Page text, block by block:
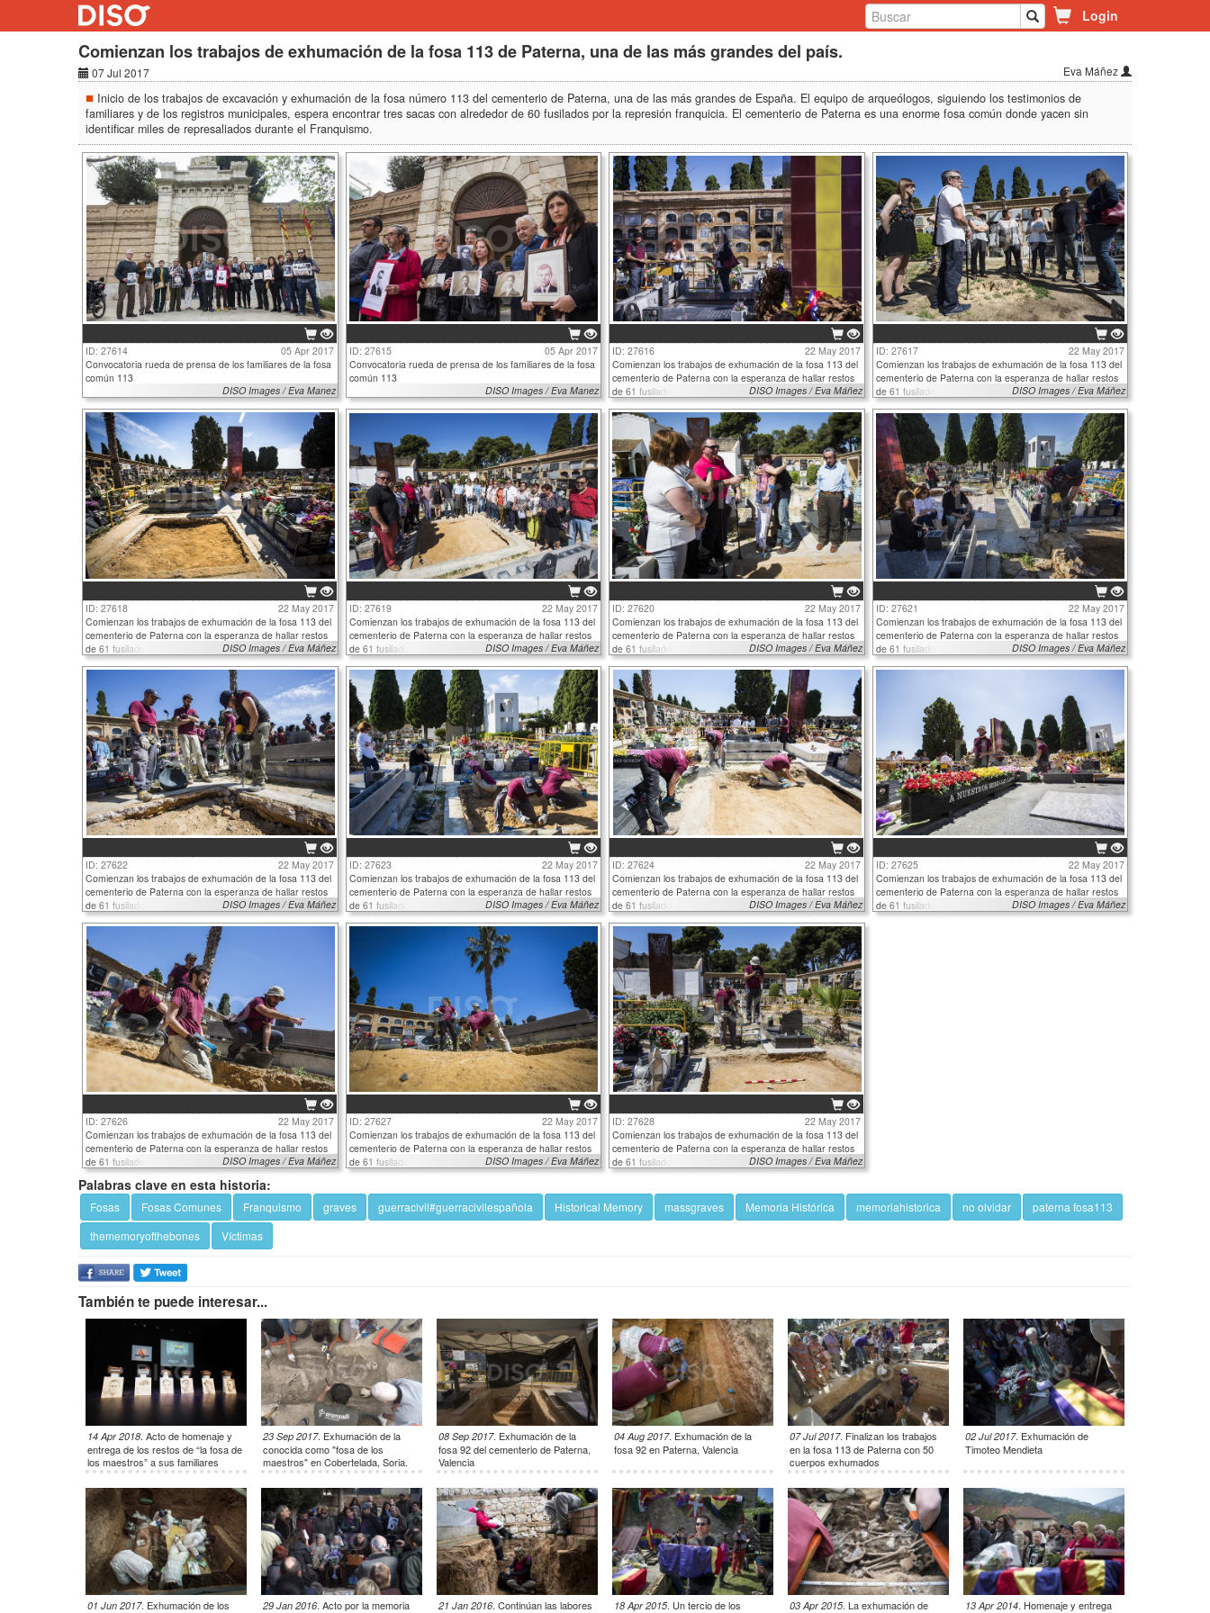
Login
Comienzan los trabajos de exhumación de la fosa 113 de Paterna, una de las más grandes del país.
07 Jul 2017 Eva Máñez
Inicio de los trabajos de excavación y exhumación de la fosa número 113 del cementerio de Paterna, una de las más grandes de España. El equipo de arqueólogos, siguiendo los testimonios de
familiares y de los registros municipales, espera encontrar tres sacas con alrededor de 60 fusilados por la represión franquicia. El cementerio de Paterna es una enorme fosa común donde yacen sin
identificar miles de represaliados durante el Franquismo.
ID: 27614
05 Apr 2017
Convocatoria rueda de prensa de los familiares de la fosa
común 113
DISO Images / Eva Manez
ID: 27615
05 Apr 2017
Convocatoria rueda de prensa de los familiares de la fosa
común 113
DISO Images / Eva Manez
ID: 27616
22 May 2017
Comienzan los trabajos de exhumación de la fosa 113 del
cementerio de Paterna con la esperanza de hallar restos
de 61 fusilados
DISO Images / Eva Máñez
ID: 27617
22 May 2017
Comienzan los trabajos de exhumación de la fosa 113 del
cementerio de Paterna con la esperanza de hallar restos
de 61 fusilados
DISO Images / Eva Máñez
ID: 27618
22 May 2017
Comienzan los trabajos de exhumación de la fosa 113 del
cementerio de Paterna con la esperanza de hallar restos
de 61 fusilados
DISO Images / Eva Máñez
ID: 27619
22 May 2017
Comienzan los trabajos de exhumación de la fosa 113 del
cementerio de Paterna con la esperanza de hallar restos
de 61 fusilados
DISO Images / Eva Máñez
ID: 27620
22 May 2017
Comienzan los trabajos de exhumación de la fosa 113 del
cementerio de Paterna con la esperanza de hallar restos
de 61 fusilados
DISO Images / Eva Máñez
ID: 27621
22 May 2017
Comienzan los trabajos de exhumación de la fosa 113 del
cementerio de Paterna con la esperanza de hallar restos
de 61 fusilados
DISO Images / Eva Máñez
ID: 27622
22 May 2017
Comienzan los trabajos de exhumación de la fosa 113 del
cementerio de Paterna con la esperanza de hallar restos
de 61 fusilados
DISO Images / Eva Máñez
ID: 27623
22 May 2017
Comienzan los trabajos de exhumación de la fosa 113 del
cementerio de Paterna con la esperanza de hallar restos
de 61 fusilados
DISO Images / Eva Máñez
ID: 27624
22 May 2017
Comienzan los trabajos de exhumación de la fosa 113 del
cementerio de Paterna con la esperanza de hallar restos
de 61 fusilados
DISO Images / Eva Máñez
ID: 27625
22 May 2017
Comienzan los trabajos de exhumación de la fosa 113 del
cementerio de Paterna con la esperanza de hallar restos
de 61 fusilados
DISO Images / Eva Máñez
ID: 27626
22 May 2017
Comienzan los trabajos de exhumación de la fosa 113 del
cementerio de Paterna con la esperanza de hallar restos
de 61 fusilados
DISO Images / Eva Máñez
ID: 27627
22 May 2017
Comienzan los trabajos de exhumación de la fosa 113 del
cementerio de Paterna con la esperanza de hallar restos
de 61 fusilados
DISO Images / Eva Máñez
ID: 27628
22 May 2017
Comienzan los trabajos de exhumación de la fosa 113 del
cementerio de Paterna con la esperanza de hallar restos
de 61 fusilados
DISO Images / Eva Máñez
Palabras clave en esta historia:
Fosas Fosas Comunes Franquismo graves guerracivil#guerracivilespañola Historical Memory massgraves Memoria Histórica memoriahistorica no olvidar
paterna fosa113
thememoryofthebones
Víctimas
También te puede interesar...
14 Apr 2018. Acto de homenaje y
entrega de los restos de “la fosa de
los maestros” a sus familiares
23 Sep 2017. Exhumación de la
conocida como "fosa de los
maestros" en Cobertelada, Soria.
08 Sep 2017. Exhumación de la
fosa 92 del cementerio de Paterna,
Valencia
04 Aug 2017. Exhumación de la
fosa 92 en Paterna, Valencia
07 Jul 2017. Finalizan los trabajos
en la fosa 113 de Paterna con 50
cuerpos exhumados
02 Jul 2017. Exhumación de
Timoteo Mendieta
01 Jun 2017. Exhumación de los
29 Jan 2016. Acto por la memoria
21 Jan 2016. Continúan las labores
18 Apr 2015. Un tercio de los
03 Apr 2015. La exhumación de
13 Apr 2014. Homenaje y entrega